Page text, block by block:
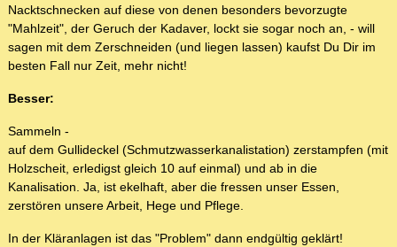
Nacktschnecken auf diese von denen besonders bevorzugte
"Mahlzeit", der Geruch der Kadaver, lockt sie sogar noch an, - will
sagen mit dem Zerschneiden (und liegen lassen) kaufst Du Dir im
besten Fall nur Zeit, mehr nicht!
Besser:
Sammeln -
auf dem Gullideckel (Schmutzwasserkanalistation) zerstampfen (mit
Holzscheit, erledigst gleich 10 auf einmal) und ab in die
Kanalisation. Ja, ist ekelhaft, aber die fressen unser Essen,
zerstören unsere Arbeit, Hege und Pflege.
In der Kläranlagen ist das "Problem" dann endgültig geklärt!